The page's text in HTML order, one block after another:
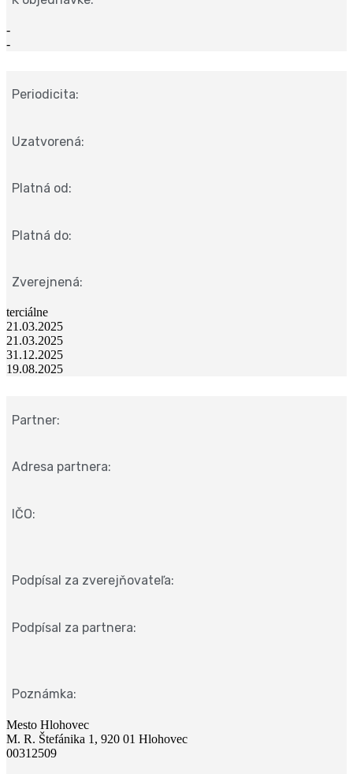
-
-
Periodicita:
Uzatvorená:
Platná od:
Platná do:
Zverejnená:
terciálne
21.03.2025
21.03.2025
31.12.2025
19.08.2025
Partner:
Adresa partnera:
IČO:
Podpísal za zverejňovateľa:
Podpísal za partnera:
Poznámka:
Mesto Hlohovec
M. R. Štefánika 1, 920 01 Hlohovec
00312509